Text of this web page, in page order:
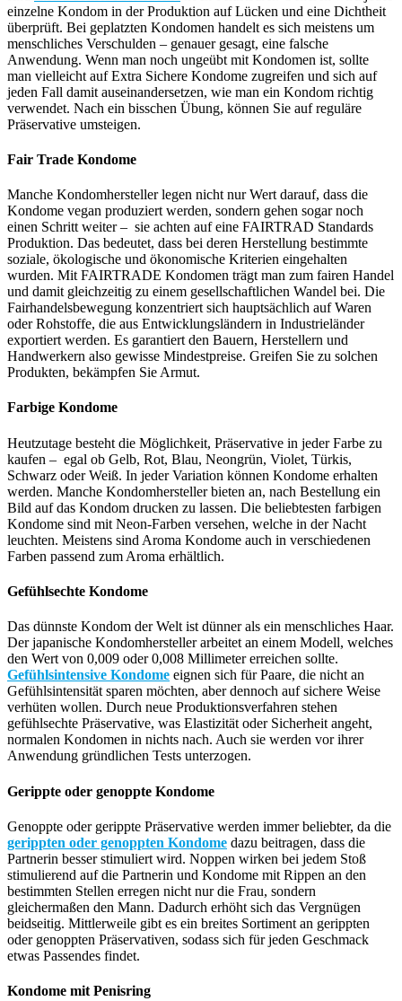
einzelne Kondom in der Produktion auf Lücken und eine Dichtheit
überprüft. Bei geplatzten Kondomen handelt es sich meistens um
menschliches Verschulden – genauer gesagt, eine falsche
Anwendung. Wenn man noch ungeübt mit Kondomen ist, sollte
man vielleicht auf Extra Sichere Kondome zugreifen und sich auf
jeden Fall damit auseinandersetzen, wie man ein Kondom richtig
verwendet. Nach ein bisschen Übung, können Sie auf reguläre
Präservative umsteigen.
Fair Trade Kondome
Manche Kondomhersteller legen nicht nur Wert darauf, dass die
Kondome vegan produziert werden, sondern gehen sogar noch
einen Schritt weiter – sie achten auf eine FAIRTRAD Standards
Produktion. Das bedeutet, dass bei deren Herstellung bestimmte
soziale, ökologische und ökonomische Kriterien eingehalten
wurden. Mit FAIRTRADE Kondomen trägt man zum fairen Handel
und damit gleichzeitig zu einem gesellschaftlichen Wandel bei. Die
Fairhandelsbewegung konzentriert sich hauptsächlich auf Waren
oder Rohstoffe, die aus Entwicklungsländern in Industrieländer
exportiert werden. Es garantiert den Bauern, Herstellern und
Handwerkern also gewisse Mindestpreise. Greifen Sie zu solchen
Produkten, bekämpfen Sie Armut.
Farbige Kondome
Heutzutage besteht die Möglichkeit, Präservative in jeder Farbe zu
kaufen – egal ob Gelb, Rot, Blau, Neongrün, Violet, Türkis,
Schwarz oder Weiß. In jeder Variation können Kondome erhalten
werden. Manche Kondomhersteller bieten an, nach Bestellung ein
Bild auf das Kondom drucken zu lassen. Die beliebtesten farbigen
Kondome sind mit Neon-Farben versehen, welche in der Nacht
leuchten. Meistens sind Aroma Kondome auch in verschiedenen
Farben passend zum Aroma erhältlich.
Gefühlsechte Kondome
Das dünnste Kondom der Welt ist dünner als ein menschliches Haar.
Der japanische Kondomhersteller arbeitet an einem Modell, welches
den Wert von 0,009 oder 0,008 Millimeter erreichen sollte.
Gefühlsintensive Kondome eignen sich für Paare, die nicht an
Gefühlsintensität sparen möchten, aber dennoch auf sichere Weise
verhüten wollen. Durch neue Produktionsverfahren stehen
gefühlsechte Präservative, was Elastizität oder Sicherheit angeht,
normalen Kondomen in nichts nach. Auch sie werden vor ihrer
Anwendung gründlichen Tests unterzogen.
Gerippte oder genoppte Kondome
Genoppte oder gerippte Präservative werden immer beliebter, da die
gerippten oder genoppten Kondome dazu beitragen, dass die
Partnerin besser stimuliert wird. Noppen wirken bei jedem Stoß
stimulierend auf die Partnerin und Kondome mit Rippen an den
bestimmten Stellen erregen nicht nur die Frau, sondern
gleichermaßen den Mann. Dadurch erhöht sich das Vergnügen
beidseitig. Mittlerweile gibt es ein breites Sortiment an gerippten
oder genoppten Präservativen, sodass sich für jeden Geschmack
etwas Passendes findet.
Kondome mit Penisring